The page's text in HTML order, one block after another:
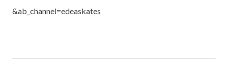
&ab_channel=edeaskates